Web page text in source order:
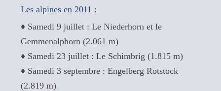
Les alpines en 2011 :
♦ Samedi 9 juillet : Le Niederhorn et le
Gemmenalphorn (2.061 m)
♦ Samedi 23 juillet : Le Schimbrig (1.815 m)
♦ Samedi 3 septembre : Engelberg Rotstock
(2.819 m)